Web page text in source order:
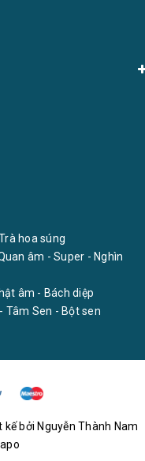
hoa súng
âm - Super - Nghìn
âm - Bách diệp
- Tâm Sen - Bột sen
kế bởi Nguyễn Thành Nam